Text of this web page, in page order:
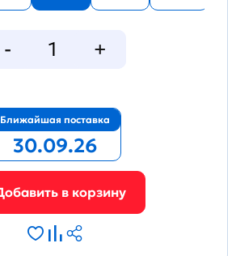
Ближайшая поставка
30.09.26